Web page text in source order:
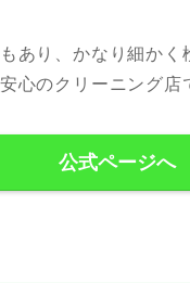
あり、かなり細かく
心のクリーニング店
公式ページへ